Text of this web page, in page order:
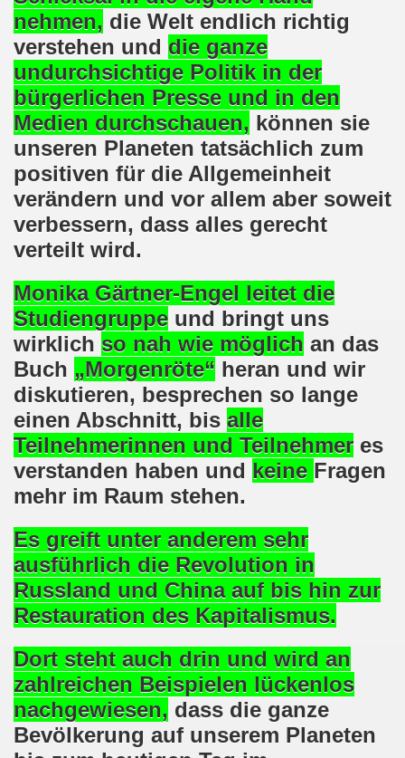
nehmen, die Welt endlich richtig
verstehen und die ganze
undurchsichtige Politik in der
bürgerlichen Presse und in den
Medien durchschauen, können sie
unseren Planeten tatsächlich zum
positiven für die Allgemeinheit
verändern und vor allem aber soweit
verbessern, dass alles gerecht
verteilt wird.
Monika Gärtner-Engel leitet die
Studiengruppe und bringt uns
wirklich so nah wie möglich an das
Buch „Morgenröte“ heran und wir
diskutieren, besprechen so lange
einen Abschnitt, bis alle
Teilnehmerinnen und Teilnehmer es
verstanden haben und keine Fragen
mehr im Raum stehen.
Es greift unter anderem sehr
ausführlich die Revolution in
Russland und China auf bis hin zur
Restauration des Kapitalismus.
Dort steht auch drin und wird an
zahlreichen Beispielen lückenlos
nachgewiesen, dass die ganze
Bevölkerung auf unserem Planeten
zeigt am 05.02.2024 Flagge um 17.30 Uhr
08.01.2024 der Diskriminierung und der
gestorben - Nachruf der Koordinierungsgruppe
Bewegung: Protest gegen Arbeitsplatzvernichtung
gegen Kundgebung und gegen Frank Oettler
durch die Innenstädte von Stuttgart, von Erfurt
Bewegung am 09.10.2023 um 17.30 Uhr auf dem
und von Martina Reichmann: Gelungenes Fest
Bewegung - feier am 11.09.2023 um 17.30 Uhr auf
Bewegung als Korrespondenz veröffentlicht von
solidarisiert sich am 10.07.2023 mit Jan
am 10.07.2023 auf dem Heinrich-König-
Bewegung Gelsenkirchen sagt am 12.06.2023 „Nein“
am 12.06.2023 um 17.30 Uhr auf dem
der Befreiung vom Hitler-Faschismus - aktiver
dem Heinrich-König-Platz als Kundgebungsplatz
am 13.03.2023 ruft auf: Aktiver Widerstand
solidarisch mit den Betroffenen am
am 13.02.2023: Aktiver Widerstand gegen